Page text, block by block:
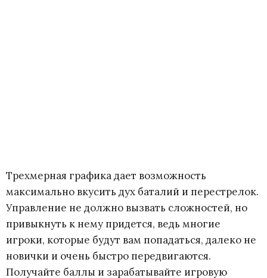
Трехмерная графика дает возможность
максимально вкусить дух баталий и перестрелок.
Управление не должно вызвать сложностей, но
привыкнуть к нему придется, ведь многие
игроки, которые будут вам попадаться, далеко не
новички и очень быстро передвигаются.
Получайте баллы и зарабатывайте игровую